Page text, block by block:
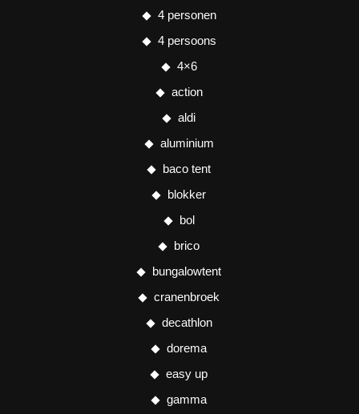
4 personen
4 persoons
4×6
action
aldi
aluminium
baco tent
blokker
bol
brico
bungalowtent
cranenbroek
decathlon
dorema
easy up
gamma